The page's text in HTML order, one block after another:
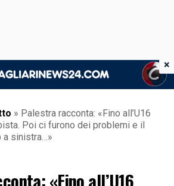
» Palestra racconta: «Fino all’U16
Poi ci furono dei problemi e il
a sinistra…»
«Fino all’U16
×